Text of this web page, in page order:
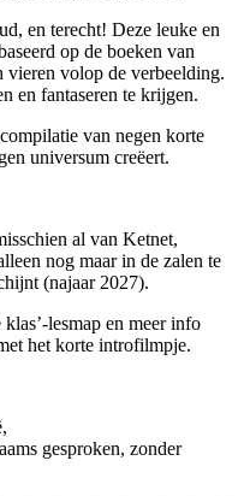
en terecht! Deze leuke en
op de boeken van
vieren volop de verbeelding.
en fantaseren te krijgen.
van negen korte
universum creëert.
al van Ketnet,
nog maar in de zalen te
(najaar 2027).
lesmap en meer info
het korte introfilmpje.
gesproken, zonder